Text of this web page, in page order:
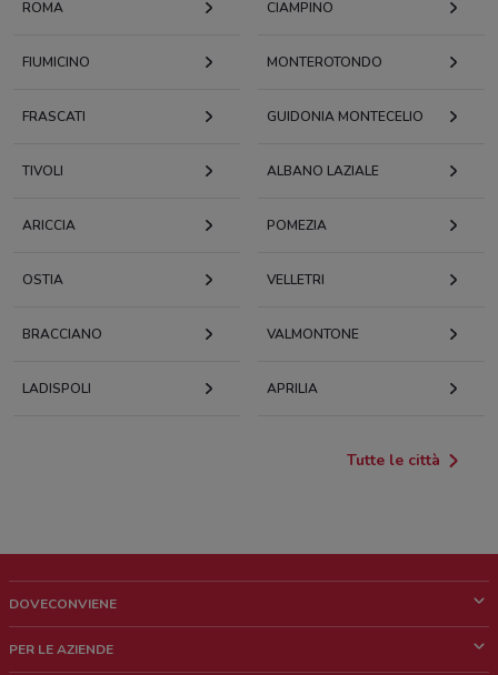
ROMA CIAMPINO
FIUMICINO MONTEROTONDO
FRASCATI GUIDONIA MONTECELIO
TIVOLI ALBANO LAZIALE
ARICCIA POMEZIA
OSTIA VELLETRI
BRACCIANO VALMONTONE
LADISPOLI APRILIA
Tutte le città
DOVECONVIENE
PER LE AZIENDE